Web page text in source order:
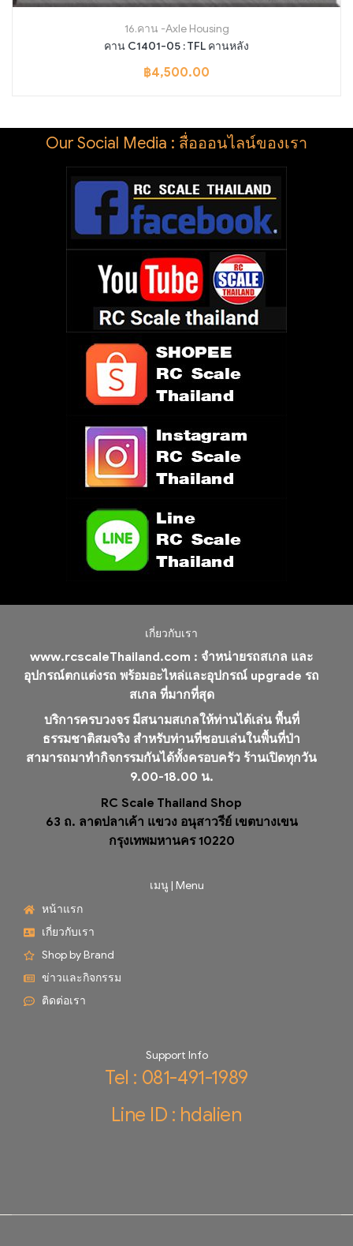
16.คาน -Axle Housing
คาน C1401-05 : TFL คานหลัง
฿4,500.00
Our Social Media : สื่อออนไลน์ของเรา
เกี่ยวกับเรา
www.rcscaleThailand.com : จำหน่ายรถสเกล และ
อุปกรณ์ตกแต่งรถ พร้อมอะไหล่และอุปกรณ์ upgrade รถ
สเกล ที่มากที่สุด
บริการครบวงจร มีสนามสเกลให้ท่านได้เล่น พื้นที่
ธรรมชาติสมจริง สำหรับท่านที่ชอบเล่นในพื้นที่ป่า
สามารถมาทำกิจกรรมกันได้ทั้งครอบครัว ร้านเปิดทุกวัน
9.00-18.00 น.
RC Scale Thailand Shop
63 ถ. ลาดปลาเค้า แขวง อนุสาวรีย์ เขตบางเขน
กรุงเทพมหานคร 10220
เมนู | Menu
หน้าแรก
เกี่ยวกับเรา
Shop by Brand
ข่าวและกิจกรรม
ติดต่อเรา
Support Info
Tel : 081-491-1989
Line ID : hdalien